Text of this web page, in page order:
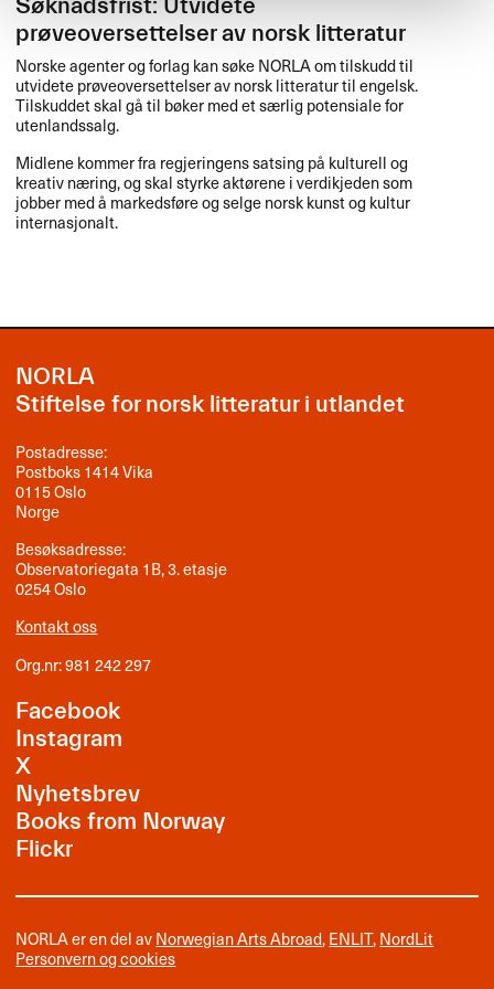
Søknadsfrist: Utvidete
prøveoversettelser av norsk litteratur
Norske agenter og forlag kan søkeNORLAom tilskudd til
utvidete prøveoversettelser av norsk litteratur til engelsk.
Tilskuddet skal gå til bøker med et særlig potensiale for
utenlandssalg.
Midlene kommer fra regjeringens satsing på kulturell og
kreativ næring, og skal styrke aktørene i verdikjeden som
jobber med å markedsføre og selge norsk kunst og kultur
internasjonalt.
NORLA
Stiftelse for norsk litteratur i utlandet
Postadresse:
Postboks 1414 Vika
0115 Oslo
Norge
Besøksadresse:
Observatoriegata 1B, 3. etasje
0254 Oslo
Kontakt oss
Org.nr: 981 242 297
Facebook
Instagram
X
Nyhetsbrev
Books from Norway
Flickr
NORLA er en del avNorwegian Arts Abroad,ENLIT,NordLit
Personvern og cookies